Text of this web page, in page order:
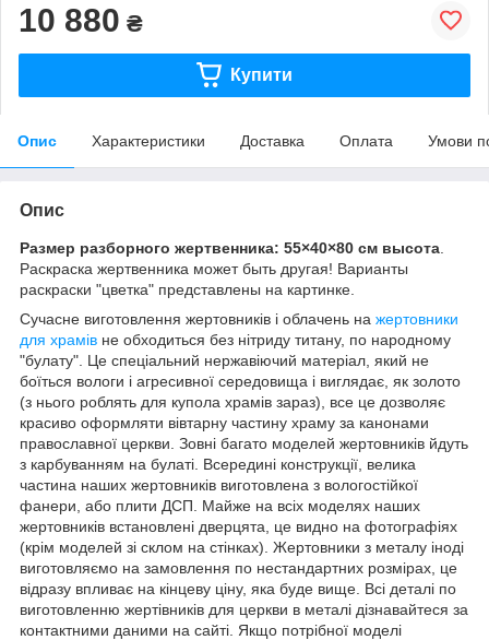
10 880 ₴
Купити
Опис Характеристики Доставка Оплата Умови
Опис
Размер разборного жертвенника: 55×40×80 см высота
Раскраска жертвенника может быть другая! Варианты
раскраски "цветка" представлены на картинке.
Сучасне виготовлення жертовників і облачень на жертовники
для храмів не обходиться без нітриду титану, по народному
"булату". Це спеціальний нержавіючий матеріал, який не
боїться вологи і агресивної середовища і виглядає, як золото
(з нього роблять для купола храмів зараз), все це дозволяє
красиво оформляти вівтарну частину храму за канонами
православної церкви. Зовні багато моделей жертовників йдуть
з карбуванням на булаті. Всередині конструкції, велика
частина наших жертовників виготовлена з вологостійкої
фанери, або плити ДСП. Майже на всіх моделях наших
жертовників встановлені дверцята, це видно на фотографіях
(крім моделей зі склом на стінках). Жертовники з металу іноді
виготовляємо на замовлення по нестандартних розмірах, це
відразу впливає на кінцеву ціну, яка буде вище. Всі деталі по
виготовленню жертівників для церкви в металі дізнавайтеся за
контактними даними на сайті. Якщо потрібної моделі